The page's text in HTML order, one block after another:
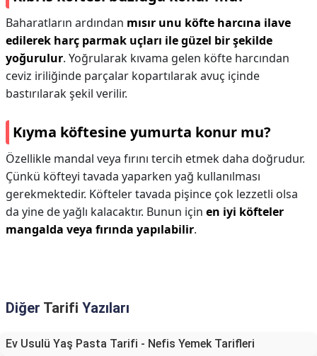
Baharatların ardından mısır unu köfte harcına ilave
edilerek harç parmak uçları ile güzel bir şekilde
yoğurulur. Yoğrularak kıvama gelen köfte harcından
ceviz iriliğinde parçalar kopartılarak avuç içinde
bastırılarak şekil verilir.
Kıyma köftesine yumurta konur mu?
Özellikle mandal veya fırını tercih etmek daha doğrudur.
Çünkü köfteyi tavada yaparken yağ kullanılması
gerekmektedir. Köfteler tavada pişince çok lezzetli olsa
da yine de yağlı kalacaktır. Bunun için en iyi köfteler
mangalda veya fırında yapılabilir.
Diğer Tarifi Yazıları
Ev Usulü Yaş Pasta Tarifi - Nefis Yemek Tarifleri